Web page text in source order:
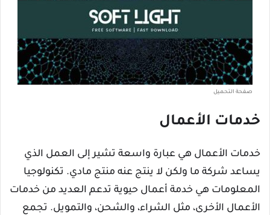
صفحة التحميل
خدمات الأعمال
خدمات الأعمال هي عبارة واسعة تشير إلى العمل الذي
يساعد شركة ما ولكن لا ينتج عنه منتج مادي. تكنولوجيا
المعلومات هي خدمة أعمال حيوية تدعم العديد من خدمات
الأعمال الأخرى، مثل الشراء، والشحن، والتمويل. تجمع